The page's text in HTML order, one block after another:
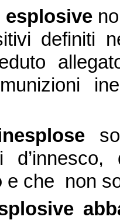
esplosive
definiti
e che non